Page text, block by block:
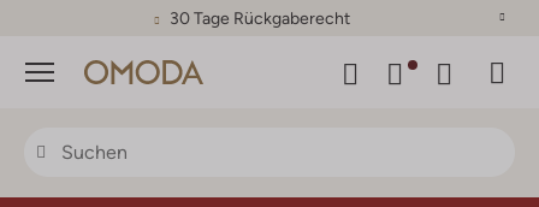
30 Tage Rückgaberecht
Menü